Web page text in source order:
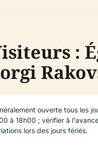
:
ouverte tous les
à 18h00 ; vérifier à
lors des jours fériés.